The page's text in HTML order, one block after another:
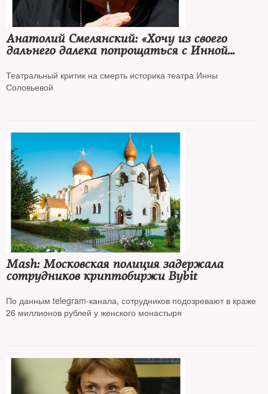
Анатолий Смелянский: «Хочу из своего
дальнего далека попрощаться с Инной
Театральный критик на смерть историка театра Инны
Соловьевой
Mash: Московская полиция задержала
сотрудников криптобиржи Bybit
По данным telegram-канала, сотрудников подозревают в краже
26 миллионов рублей у женского монастыря